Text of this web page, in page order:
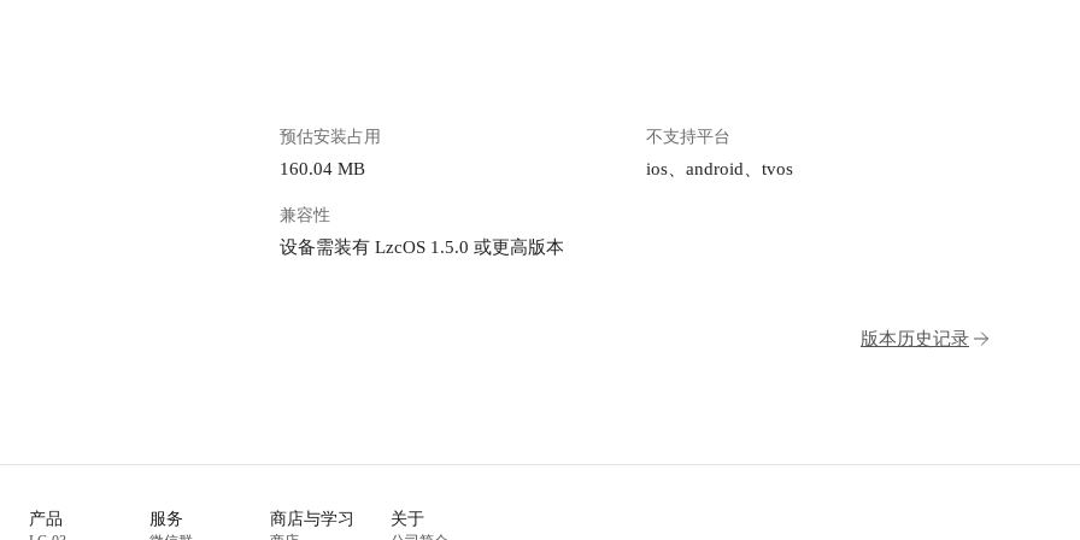
预估安装占用
160.04 MB
不支持平台
ios、android、tvos
兼容性
设备需装有 LzcOS 1.5.0 或更高版本
版本历史记录
产品 服务 商店与学习 关于